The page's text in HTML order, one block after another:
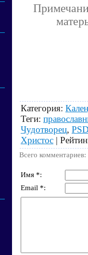
Категория:
Теги:
Чудотворец,
Христос |
Всего комментариев:
Имя *:
Email *: